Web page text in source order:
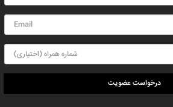
درخواست عضویت